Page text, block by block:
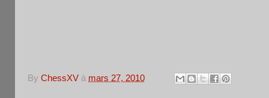
By ChessXV à mars 27, 2010